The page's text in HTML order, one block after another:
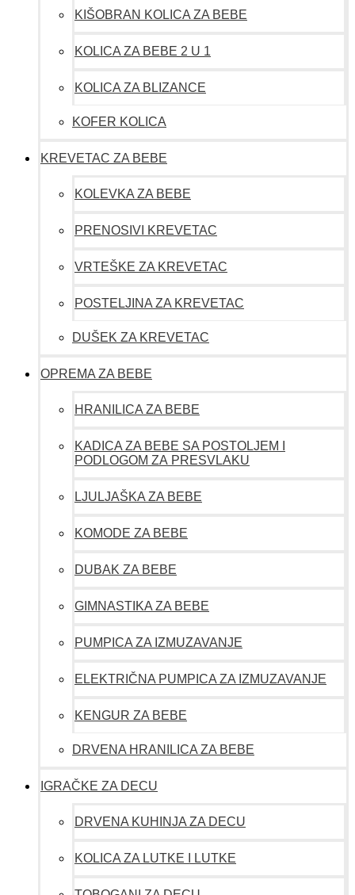
KIŠOBRAN KOLICA ZA BEBE
KOLICA ZA BEBE 2 U 1
KOLICA ZA BLIZANCE
KOFER KOLICA
KREVETAC ZA BEBE
KOLEVKA ZA BEBE
PRENOSIVI KREVETAC
VRTEŠKE ZA KREVETAC
POSTELJINA ZA KREVETAC
DUŠEK ZA KREVETAC
OPREMA ZA BEBE
HRANILICA ZA BEBE
KADICA ZA BEBE SA POSTOLJEM I
PODLOGOM ZA PRESVLAKU
LJULJAŠKA ZA BEBE
KOMODE ZA BEBE
DUBAK ZA BEBE
GIMNASTIKA ZA BEBE
PUMPICA ZA IZMUZAVANJE
ELEKTRIČNA PUMPICA ZA IZMUZAVANJE
KENGUR ZA BEBE
DRVENA HRANILICA ZA BEBE
IGRAČKE ZA DECU
DRVENA KUHINJA ZA DECU
KOLICA ZA LUTKE I LUTKE